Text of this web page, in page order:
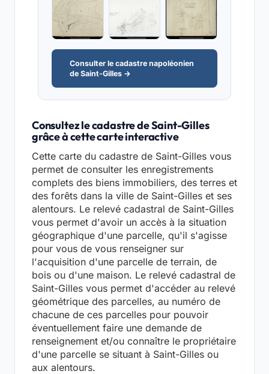
Consulter le cadastre napoléonien
de Saint-Gilles →
Consultez le cadastre de Saint-Gilles
grâce à cette carte interactive
Cette carte du cadastre de Saint-Gilles vous
permet de consulter les enregistrements
complets des biens immobiliers, des terres et
des forêts dans la ville de Saint-Gilles et ses
alentours. Le relevé cadastral de Saint-Gilles
vous permet d'avoir un accès à la situation
géographique d'une parcelle, qu'il s'agisse
pour vous de vous renseigner sur
l'acquisition d'une parcelle de terrain, de
bois ou d'une maison. Le relevé cadastral de
Saint-Gilles vous permet d'accéder au relevé
géométrique des parcelles, au numéro de
chacune de ces parcelles pour pouvoir
éventuellement faire une demande de
renseignement et/ou connaître le propriétaire
d'une parcelle se situant à Saint-Gilles ou
aux alentours.